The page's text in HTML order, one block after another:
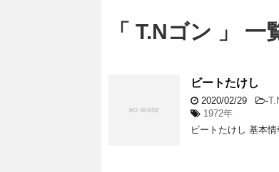
「 T.Nゴン 」 一
ビートたけし
2020/02/29 -
1972年
ビートたけし 基本